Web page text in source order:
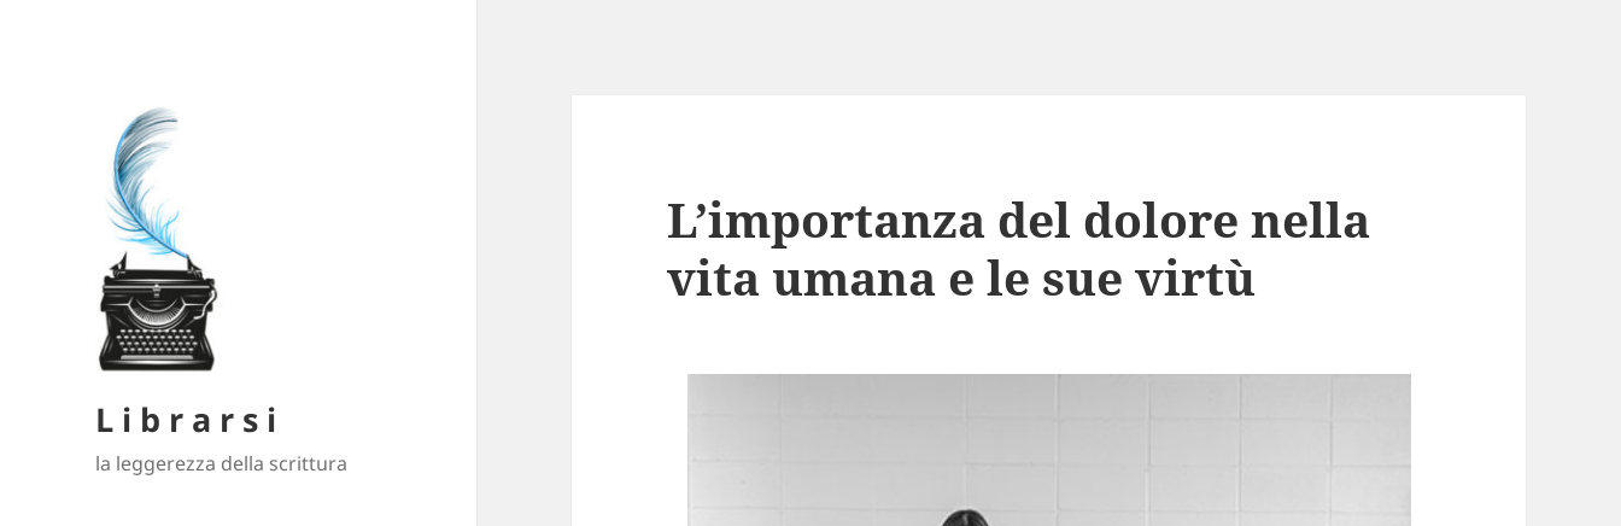
L i b r a r s i
la leggerezza della scrittura
L’importanza del dolore nella
vita umana e le sue virtù